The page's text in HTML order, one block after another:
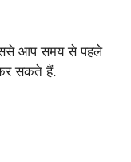
आप समय से पहले
सकते हैं.